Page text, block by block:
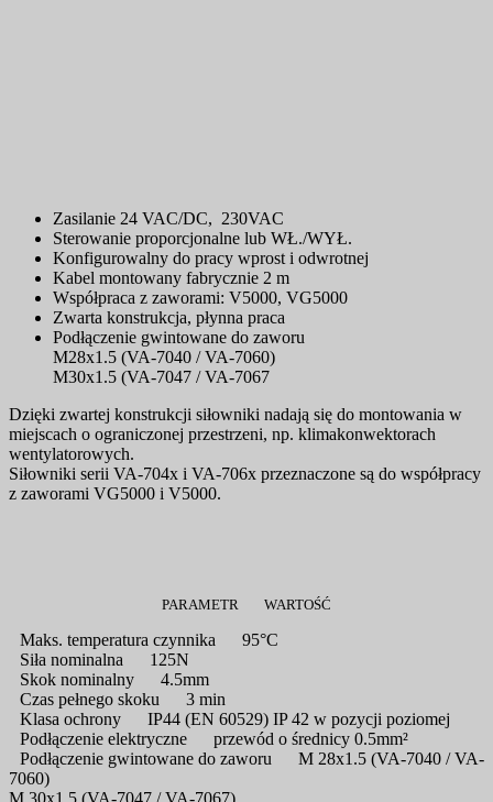
Zasilanie 24 VAC/DC, 230VAC
Sterowanie proporcjonalne lub WŁ./WYŁ.
Konfigurowalny do pracy wprost i odwrotnej
Kabel montowany fabrycznie 2 m
Współpraca z zaworami: V5000, VG5000
Zwarta konstrukcja, płynna praca
Podłączenie gwintowane do zaworu
M28x1.5 (VA-7040 / VA-7060)
M30x1.5 (VA-7047 / VA-7067
Dzięki zwartej konstrukcji siłowniki nadają się do montowania w
miejscach o ograniczonej przestrzeni, np. klimakonwektorach
wentylatorowych.
Siłowniki serii VA-704x i VA-706x przeznaczone są do współpracy
z zaworami VG5000 i V5000.
PARAMETR WARTOŚĆ
Maks. temperatura czynnika
95°C
Siła nominalna
125N
Skok nominalny
4.5mm
Czas pełnego skoku
3 min
Klasa ochrony
IP44 (EN 60529) IP 42 w pozycji poziomej
Podłączenie elektryczne
przewód o średnicy 0.5mm²
Podłączenie gwintowane do zaworu
M 28x1.5 (VA-7040 / VA-
7060)
M 30x1.5 (VA-7047 / VA-7067)